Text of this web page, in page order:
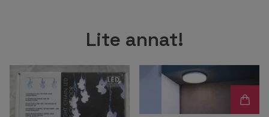
Lite annat!